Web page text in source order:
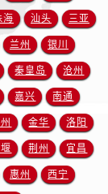
海 汕头 三亚
兰州 银川
秦皇岛 沧州
嘉兴 南通
金华 洛阳
荆州 宜昌
惠州 西宁